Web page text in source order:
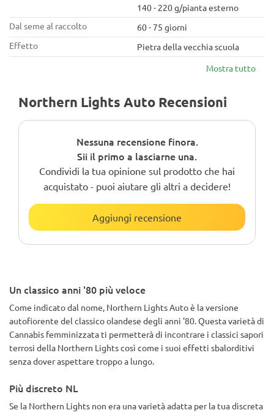
140 - 220 g/pianta esterno
Dal seme al raccolto
60 - 75 giorni
Effetto
Pietra della vecchia scuola
Mostra tutto
Northern Lights Auto Recensioni
Nessuna recensione finora.
Sii il primo a lasciarne una.
Condividi la tua opinione sul prodotto che hai
acquistato - puoi aiutare gli altri a decidere!
Aggiungi recensione
Un classico anni '80 più veloce
Come indicato dal nome, Northern Lights Auto è la versione
autofiorente del classico olandese degli anni '80. Questa varietà di
Cannabis femminizzata ti permetterà di incontrare i classici sapori
terrosi della Northern Lights così come i suoi effetti sbalorditivi
senza dover aspettare troppo a lungo.
Più discreto NL
Se la Northern Lights non era una varietà adatta per la tua discreta